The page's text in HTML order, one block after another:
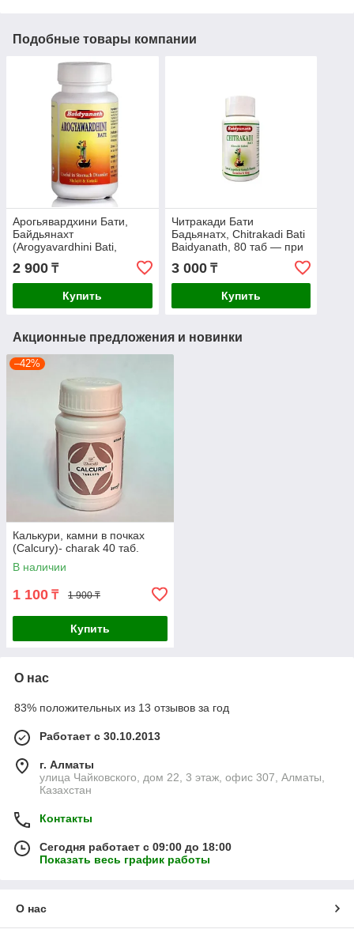
Подобные товары компании
Арогьявардхини Бати,
Байдьянахт
(Arogyavardhini Bati,
Baidyanath) 80таб.
Гепатопротектор,
желчегонное
2 900 ₸
Купить
Читракади Бати
Бадьянатх, Chitrakadi Bati
Baidyanath, 80 таб — при
расстройствах желудка
3 000₸
Купить
Акционные предложения и новинки
–42%
Калькури, камни в почках
(Calcury)- charak 40 таб.
В наличии
1 100 ₸ 1 900 ₸
Купить
О нас
83% положительных из 13 отзывов за год
Работает с 30.10.2013
г. Алматы
улица Чайковского, дом 22, 3 этаж, офис 307, Алматы,
Казахстан
Контакты
Сегодня работает с 09:00 до 18:00
Показать весь график работы
О нас